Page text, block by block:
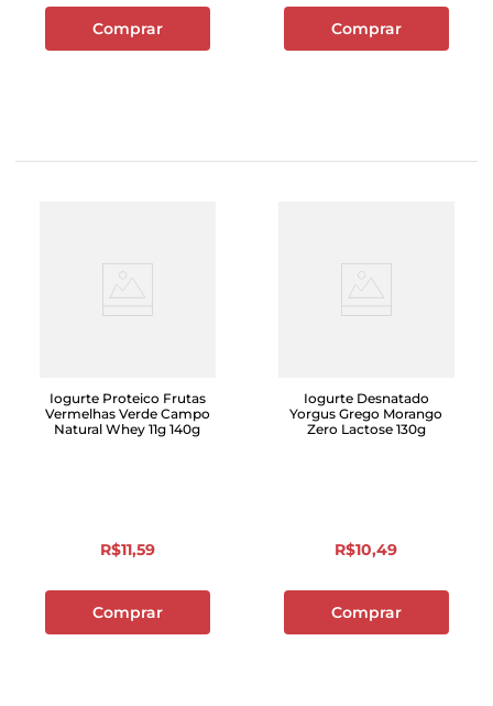
Comprar Comprar
Iogurte Proteico Frutas
Vermelhas Verde Campo
Natural Whey 11g 140g
R$11,59
Comprar
Iogurte Desnatado
Yorgus Grego Morango
Zero Lactose 130g
R$10,49
Comprar